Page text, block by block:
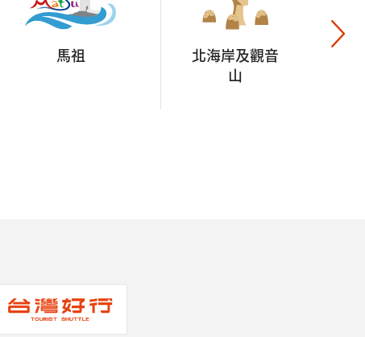
馬祖
北海岸及觀音
山